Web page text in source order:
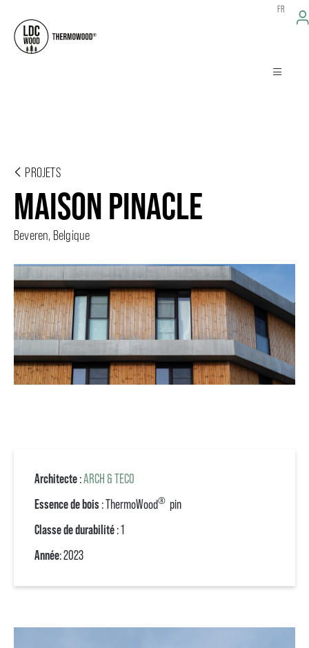
FR
PROJETS
MAISON PINACLE
Beveren, Belgique
Architecte:ARCH & TECO
Essence de bois : ThermoWood® pin
Classe de durabilité: 1
Année: 2023